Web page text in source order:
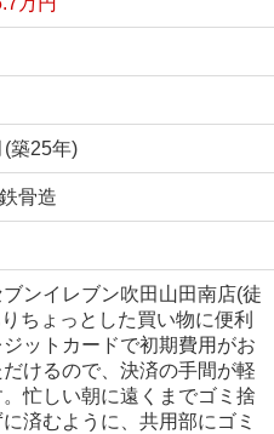
築25年)
骨造
ンイレブン吹田山田南店(徒
ちょっとした買い物に便利
ットカードで初期費用がお
けるので、決済の手間が軽
忙しい朝に遠くまでゴミ捨
済むように、共用部にゴミ